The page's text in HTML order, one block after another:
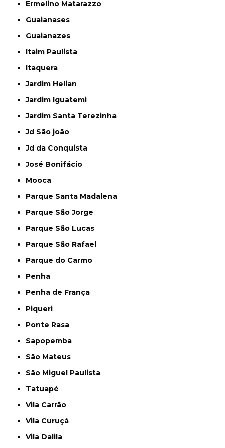
Ermelino Matarazzo
Guaianases
Guaianazes
Itaim Paulista
Itaquera
Jardim Helian
Jardim Iguatemi
Jardim Santa Terezinha
Jd São joão
Jd da Conquista
José Bonifácio
Mooca
Parque Santa Madalena
Parque São Jorge
Parque São Lucas
Parque São Rafael
Parque do Carmo
Penha
Penha de França
Piqueri
Ponte Rasa
Sapopemba
São Mateus
São Miguel Paulista
Tatuapé
Vila Carrão
Vila Curuçá
Vila Dalila